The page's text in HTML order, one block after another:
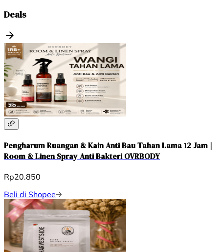
Deals
Pengharum Ruangan & Kain Anti Bau Tahan Lama 12 Jam |
Room & Linen Spray Anti Bakteri OVRBODY
Rp20.850
Beli di Shopee